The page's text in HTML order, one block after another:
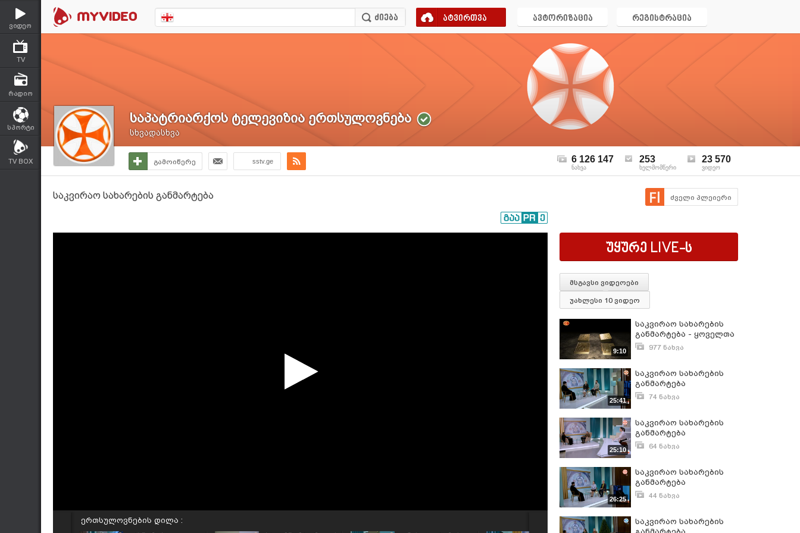
ვიდეო
TV
რადიო
სპორტი
TV BOX
ატვირთვა ავტორიზაცია რეგისტრაცია
საპატრიარქოს ტელევიზია ერთსულოვნება
სხვადასხვა
გამოიწერე sstv.ge 6 126 147
ნახვა
253
ხელმომწერი
23 570
ვიდეო
საკვირაო სახარების განმარტება ძველი პლეიერი
ერთსულოვნების დილა :
უყურე LIVE-ს
მსგავსი ვიდეოები
უახლესი 10 ვიდეო
9:10
საკვირაო სახარების
განმარტება - ყოველთა
წმიდათა კვირას
977 ნახვა
25:41
საკვირაო სახარების
განმარტება
74 ნახვა
25:10
საკვირაო სახარების
განმარტება
64 ნახვა
26:25
საკვირაო სახარების
განმარტება
44 ნახვა
საკვირაო სახარების